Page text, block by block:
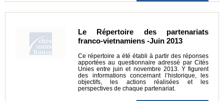
Le Répertoire des partenariats
franco-vietnamiens -Juin 2013
Ce répertoire a été établi à partir des réponses
apportées au questionnaire adressé par Cités
Unies entre juin et novembre 2013. Y figurent
des informations concernant l’historique, les
objectifs, les actions réalisées et les
perspectives de chaque partenariat.